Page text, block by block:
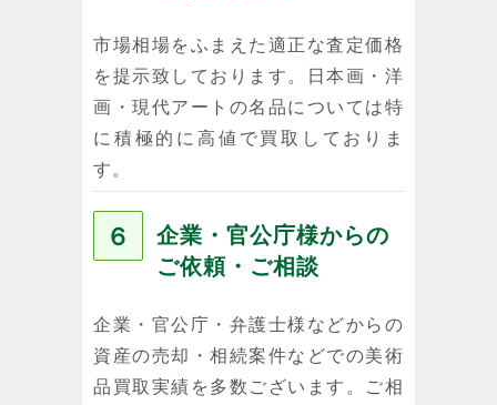
市場相場をふまえた適正な査定価格
を提示致しております。日本画・洋
画・現代アートの名品については特
に積極的に高値で買取しておりま
す。
６
企業・官公庁様からの
ご依頼・ご相談
企業・官公庁・弁護士様などからの
資産の売却・相続案件などでの美術
品買取実績を多数ございます。ご相